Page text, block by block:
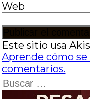
Web
Este sitio usa
Aprende cómo
comentarios.
Buscar: